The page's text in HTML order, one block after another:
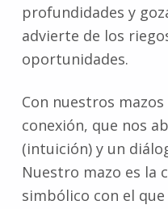
profundidades y
advierte de los
oportunidades.
Con nuestros
conexión, que nos
(intuición) y un
Nuestro mazo es la
simbólico con el